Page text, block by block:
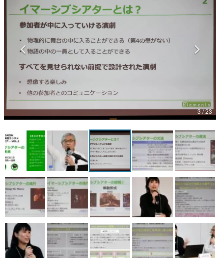
女性向け
その他
電ファミニコゲーマーとは？
運営：株式会社マレ
3 / 23